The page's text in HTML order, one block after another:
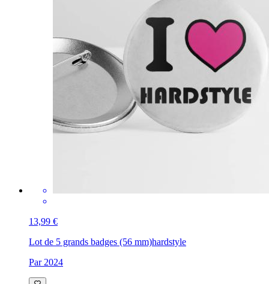
13,99 €
Lot de 5 grands badges (56 mm)hardstyle
Par 2024